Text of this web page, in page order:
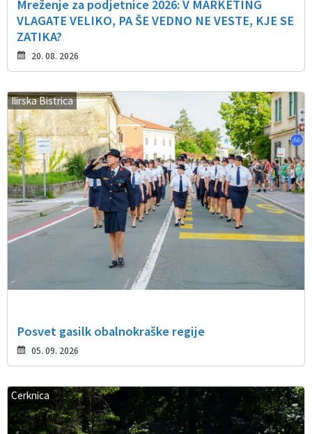
Mreženje za podjetnice 2026: V MARKETING
VLAGATE VELIKO, PA ŠE VEDNO NE VESTE, KJE SE
ZATIKA?
20. 08. 2026
Ilirska Bistrica
Posvet gasilk obalnokraške regije
05. 09. 2026
Cerknica